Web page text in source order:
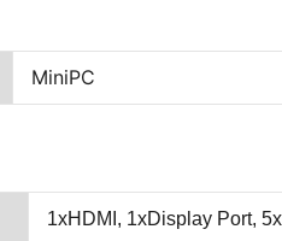
MiniPC
1xHDMI, 1xDisplay Port,